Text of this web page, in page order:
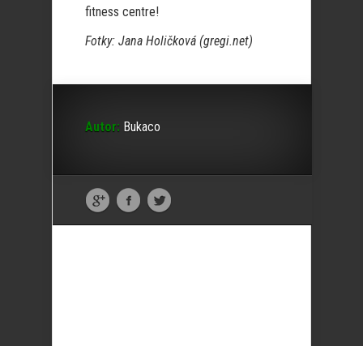
fitness centre!
Fotky: Jana Holičková (gregi.net)
Autor: Bukaco